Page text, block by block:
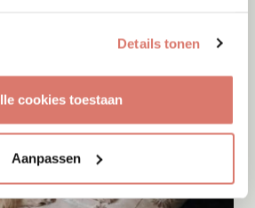
Details tonen
cookies toestaan
Aanpassen